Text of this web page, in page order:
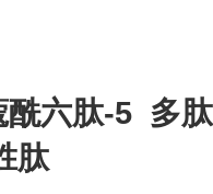
酰六肽-5 多肽
肽